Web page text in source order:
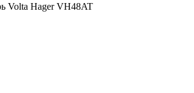
Volta Hager VH48AT